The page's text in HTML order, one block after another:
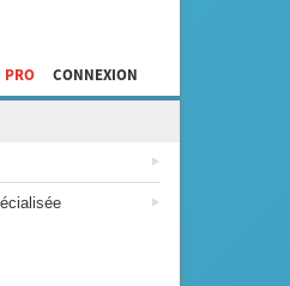
CONNEXION
PRO